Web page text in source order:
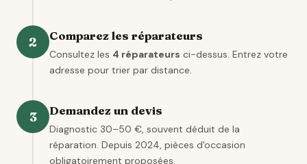
2 Comparez les réparateurs
Consultez les 4 réparateurs ci-dessus. Entrez votre
adresse pour trier par distance.
3 Demandez un devis
Diagnostic 30–50 €, souvent déduit de la
réparation. Depuis 2024, pièces d'occasion
obligatoirement proposées.